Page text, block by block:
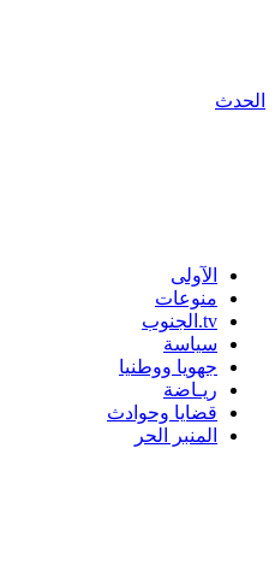
الحدث
الآولى
منوعات
tv.الجنوب
سياسة
جهويا ووطنيا
ريـاضة
قضايا وحوادث
المنبر الحر